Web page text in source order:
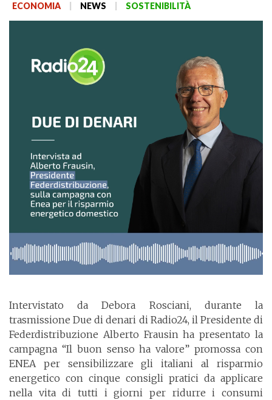
ECONOMIA NEWS SOSTENIBILITÀ
Intervistato da Debora Rosciani, durante la
trasmissione Due di denari di Radio24, il Presidente di
Federdistribuzione Alberto Frausin ha presentato la
campagna “Il buon senso ha valore” promossa con
ENEA per sensibilizzare gli italiani al risparmio
energetico con cinque consigli pratici da applicare
nella vita di tutti i giorni per ridurre i consumi